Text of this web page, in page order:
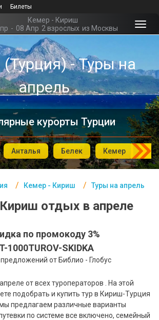
Билеты
Кемер - Кириш
- 08 Апр 2 взрослых из Москвы
- Туры на
апрель
курорты Турции
Анталья Белек Кемер
Кемер - Кириш Туры на апрель
отдых в апреле
по промокоду 3%
1000TUROV-SKIDKA
от Библио - Глобус
от всех туроператоров . На этой
подобрать и купить тур в Кириш-Турция
предлагаем различные варианты
по системе все включено, семейный